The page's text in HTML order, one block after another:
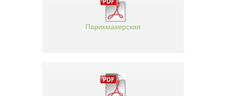
Парикмахерская